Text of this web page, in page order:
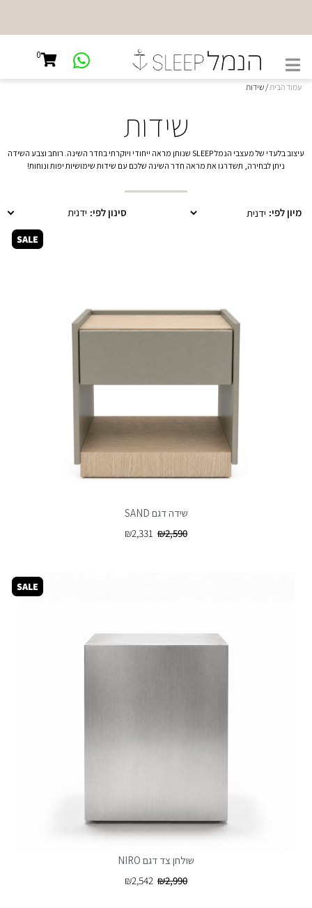
קיבוץ גלויות
45, ת"א
0
עמוד הבית / שידות
שידות
עיצוב בלעדי של מעצבי הנמל SLEEP שנותן מראה ייחודי ויוקרתי בחדר השינה. רוחב וצבע השידה
ניתן לבחירה, תשדרגו את מראה חדר השינה שלכם עם שידות שימושיות יפות ונוחות!
מיון לפי: סינון לפי: ידנית
שידה דגם SAND
₪2,590
₪2,331
SALE
שולחן צד דגם NIRO
₪2,990
₪2,542
SALE